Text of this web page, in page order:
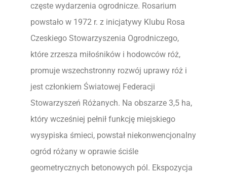
częste wydarzenia ogrodnicze. Rosarium
powstało w 1972 r. z inicjatywy Klubu Rosa
Czeskiego Stowarzyszenia Ogrodniczego,
które zrzesza miłośników i hodowców róż,
promuje wszechstronny rozwój uprawy róż i
jest członkiem Światowej Federacji
Stowarzyszeń Różanych. Na obszarze 3,5 ha,
który wcześniej pełnił funkcję miejskiego
wysypiska śmieci, powstał niekonwencjonalny
ogród różany w oprawie ściśle
geometrycznych betonowych pól. Ekspozycja